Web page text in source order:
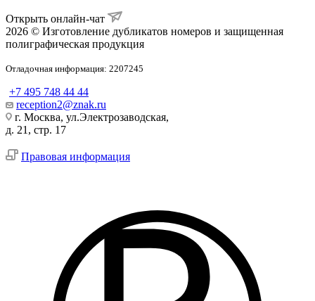
Открыть онлайн-чат
2026 © Изготовление дубликатов номеров и защищенная
полиграфическая продукция
Отладочная информация: 2207245
+7 495 748 44 44
reception2@znak.ru
г. Москва, ул.Электрозаводская,
д. 21, стр. 17
Правовая информация